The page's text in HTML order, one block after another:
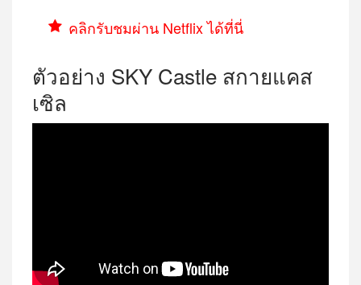
คลิกรับชมผ่าน Netflix ได้ที่นี่
ตัวอย่าง SKY Castle สกายแคส
เซิล